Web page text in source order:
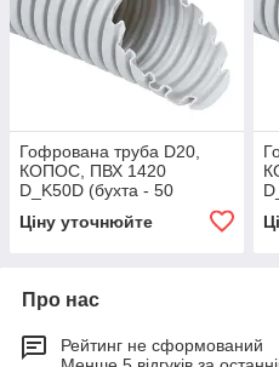
Гофрована труба D20,
КОПОС, ПВХ 1420
D_K50D (бухта - 50
Ціну уточнюйте
Про нас
Рейтинг не сформований